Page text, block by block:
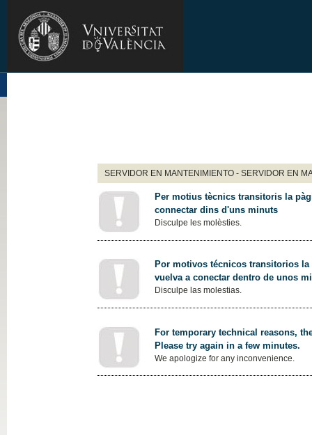
SERVIDOR EN MANTENIMIENTO - SERVIDOR EN
Per motius tècnics transitoris la
connectar dins d'uns minuts
Disculpe les molèsties.
Por motivos técnicos transitorios
vuelva a conectar dentro de unos
Disculpe las molestias.
For temporary technical reasons,
Please try again in a few minutes.
We apologize for any inconvenience.